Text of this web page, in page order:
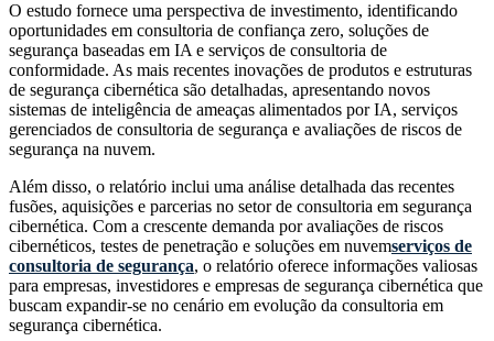
O estudo fornece uma perspectiva de investimento, identificando
oportunidades em consultoria de confiança zero, soluções de
segurança baseadas em IA e serviços de consultoria de
conformidade. As mais recentes inovações de produtos e estruturas
de segurança cibernética são detalhadas, apresentando novos
sistemas de inteligência de ameaças alimentados por IA, serviços
gerenciados de consultoria de segurança e avaliações de riscos de
segurança na nuvem.
Além disso, o relatório inclui uma análise detalhada das recentes
fusões, aquisições e parcerias no setor de consultoria em segurança
cibernética. Com a crescente demanda por avaliações de riscos
cibernéticos, testes de penetração e soluções em nuvemserviços de
consultoria de segurança, o relatório oferece informações valiosas
para empresas, investidores e empresas de segurança cibernética que
buscam expandir-se no cenário em evolução da consultoria em
segurança cibernética.